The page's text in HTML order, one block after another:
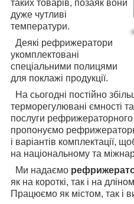
таких товарів, позаяк вони
дуже чутливі
температури.
Деякі рефрижератори
укомплектовані
спеціальними полицями
для поклажі продукції.
На сьогодні постійно
терморегулювані ємності
послуги
пропонуємо
і варіантів комплектації,
на національному та
Ми надаємо
як на короткі, так і на
Працюємо як містом, так і